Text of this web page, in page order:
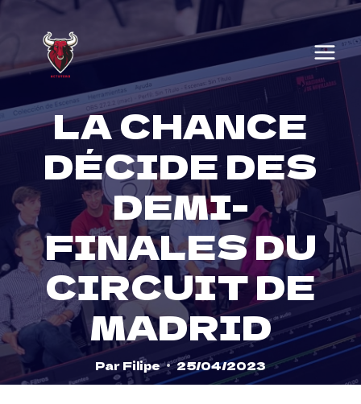
content
LA CHANCE
DÉCIDE DES
DEMI-
FINALES DU
CIRCUIT DE
MADRID
Par Filipe 25/04/2023